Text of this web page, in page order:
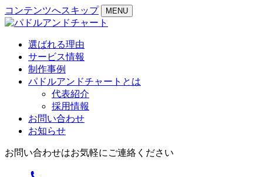
コンテンツへスキップ MENU
選ばれる理由
サービス情報
制作事例
パドルアンドチャートとは
代表紹介
採用情報
お問い合わせ
お知らせ
お問い合わせはお気軽にご連絡ください